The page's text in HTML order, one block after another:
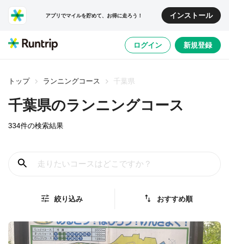
アプリでマイルを貯めて、お得に走ろう！ インストール
ログイン 新規登録
トップ ランニングコース 千葉県
千葉県のランニングコース
334件の検索結果
絞り込み おすすめ順